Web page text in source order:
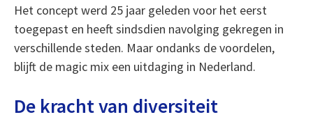
Het concept werd 25 jaar geleden voor het eerst
toegepast en heeft sindsdien navolging gekregen in
verschillende steden. Maar ondanks de voordelen,
blijft de magic mix een uitdaging in Nederland.
De kracht van diversiteit